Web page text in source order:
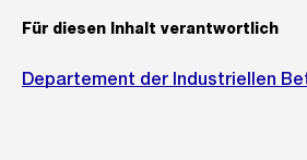
Für diesen Inhalt verantwortlich
Departement der Industriellen